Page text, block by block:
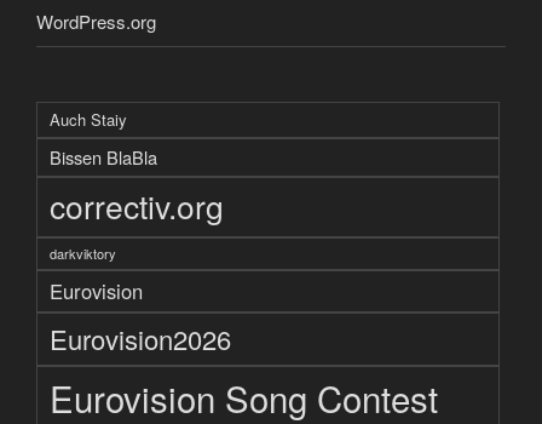
WordPress.org
Auch Staiy
Bissen BlaBla
correctiv.org
darkviktory
Eurovision
Eurovision2026
Eurovision Song Contest